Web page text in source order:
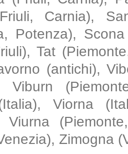
Carnia),
Potenza),
Tat
(antichi),
Viburn
Viorna
Viurna
Zimogna